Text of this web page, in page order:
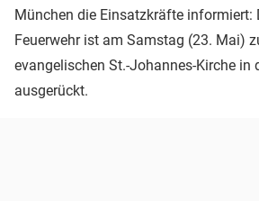
München die Einsatzkräfte informiert:
Feuerwehr ist am Samstag (23. Mai)
evangelischen St.-Johannes-Kirche in
ausgerückt.